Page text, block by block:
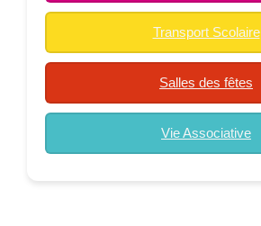
Transport Scolaire
Salles des fêtes
Vie Associative